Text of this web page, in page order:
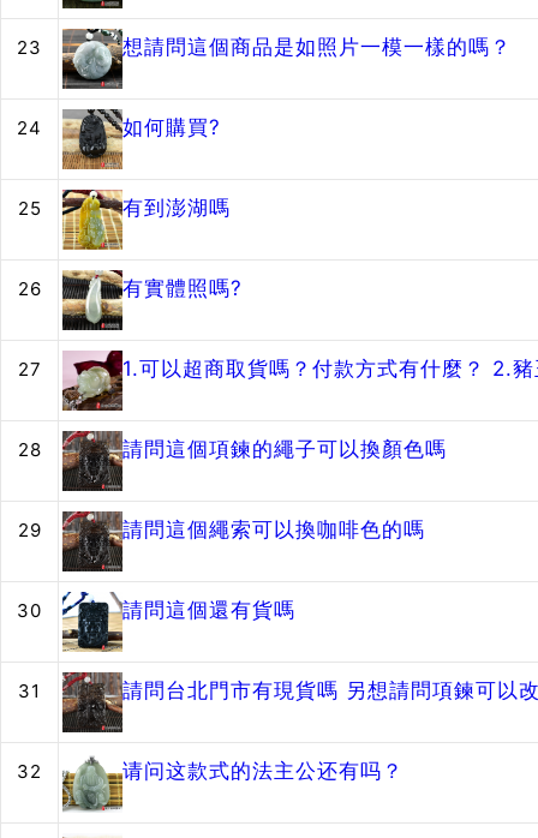
23 想請問這個商品是如照片一模一樣的嗎？
24 如何購買?
25 有到澎湖嗎
26 有實體照嗎?
27 1.可以超商取貨嗎？付款方式有什麼？ 2.
28 請問這個項鍊的繩子可以換顏色嗎
29 請問這個繩索可以換咖啡色的嗎
30 請問這個還有貨嗎
31 請問台北門市有現貨嗎 另想請問項鍊可以
32 请问这款式的法主公还有吗？